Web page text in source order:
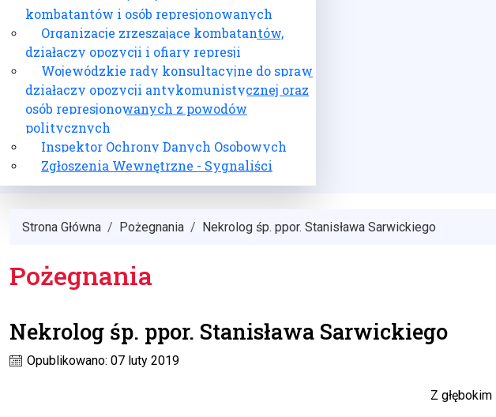
kombatantów i osób represjonowanych
Organizacje zrzeszające kombatantów,
działaczy opozycji i ofiary represji
Wojewódzkie rady konsultacyjne do spraw
działaczy opozycji antykomunistycznej oraz
osób represjonowanych z powodów
politycznych
Inspektor Ochrony Danych Osobowych
Zgłoszenia Wewnętrzne - Sygnaliści
Strona Główna Pożegnania Nekrolog śp. ppor. Stanisława Sarwickiego
Pożegnania
Nekrolog śp. ppor. Stanisława Sarwickiego
Opublikowano: 07 luty 2019
Z